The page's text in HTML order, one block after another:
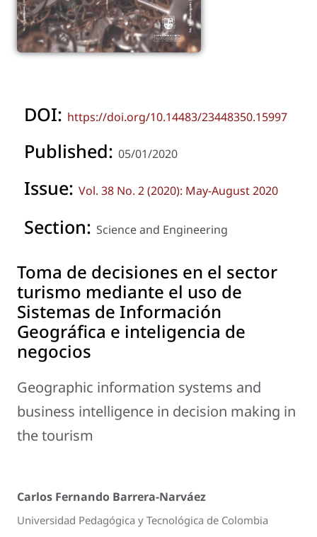
DOI: https://doi.org/10.14483/23448350.15997
Published: 05/01/2020
Issue: Vol. 38 No. 2 (2020): May-August 2020
Section: Science and Engineering
Toma de decisiones en el sector
turismo mediante el uso de
Sistemas de Información
Geográfica e inteligencia de
negocios
Geographic information systems and
business intelligence in decision making in
the tourism
Carlos Fernando Barrera-Narváez
Universidad Pedagógica y Tecnológica de Colombia